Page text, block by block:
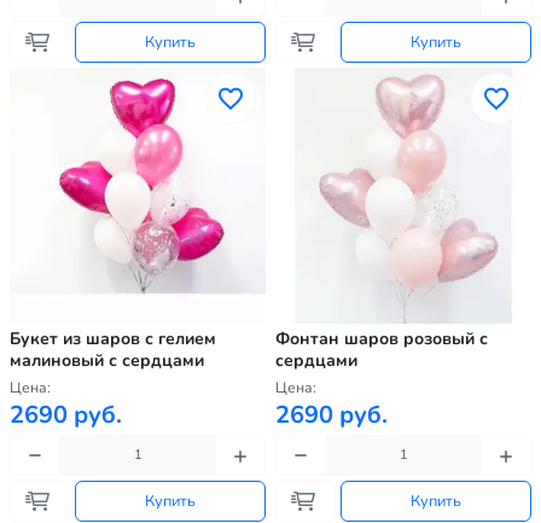
Купить Купить
Букет из шаров с гелием
малиновый с сердцами
Цена:
2690 руб.
Купить
Фонтан шаров розовый с
сердцами
Цена:
2690 руб.
Купить